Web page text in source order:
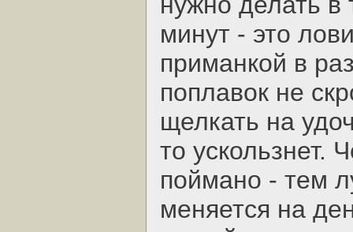
минут - это
приманкой в
поплавок не
щелкать на
то ускользнет.
поймано - тем
меняется на